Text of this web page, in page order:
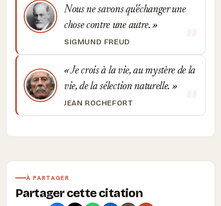
Nous ne savons qu'échanger une
chose contre une autre.
SIGMUND FREUD
Je crois à la vie, au mystère de la
vie, de la sélection naturelle.
JEAN ROCHEFORT
À PARTAGER
Partager cette citation